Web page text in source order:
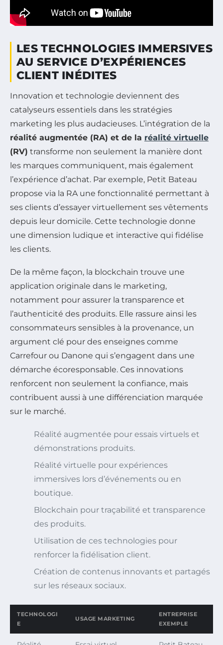
LES TECHNOLOGIES IMMERSIVES
AU SERVICE D’EXPÉRIENCES
CLIENT INÉDITES
Innovation et technologie deviennent des
catalyseurs essentiels dans les stratégies
marketing les plus audacieuses. L’intégration de la
réalité augmentée (RA) et de la réalité virtuelle
(RV) transforme non seulement la manière dont
les marques communiquent, mais également
l’expérience d’achat. Par exemple, Petit Bateau
propose via la RA une fonctionnalité permettant à
ses clients d’essayer virtuellement ses vêtements
depuis leur domicile. Cette technologie donne
une dimension ludique et interactive qui fidélise
les clients.
De la même façon, la blockchain trouve une
application originale dans le marketing,
notamment pour assurer la transparence et
l’authenticité des produits. Elle rassure ainsi les
consommateurs sensibles à la provenance, un
argument clé pour des enseignes comme
Carrefour ou Danone qui s’engagent dans une
démarche écoresponsable. Ces innovations
renforcent non seulement la confiance, mais
contribuent aussi à une différenciation marquée
sur le marché.
Réalité augmentée pour essais virtuels et
démonstrations produits.
Réalité virtuelle pour expériences
immersives lors d’événements ou en
boutique.
Blockchain pour traçabilité et transparence
des produits.
Utilisation de ces technologies pour
renforcer la fidélisation client.
Création de contenus innovants et partagés
sur les réseaux sociaux.
TECHNOLOGI
E
USAGE MARKETING
ENTREPRISE
EXEMPLE